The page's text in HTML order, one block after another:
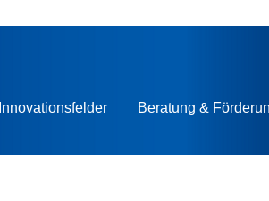
Innovationsfelder Beratung &